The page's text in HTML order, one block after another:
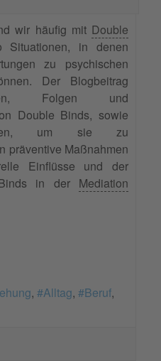
wir häufig mit Double
Situationen, in denen
zu psychischen
Der Blogbeitrag
Folgen und
Double Binds, sowie
um sie zu
präventive Maßnahmen
Einflüsse und der
in der Mediation
Alltag
Beruf